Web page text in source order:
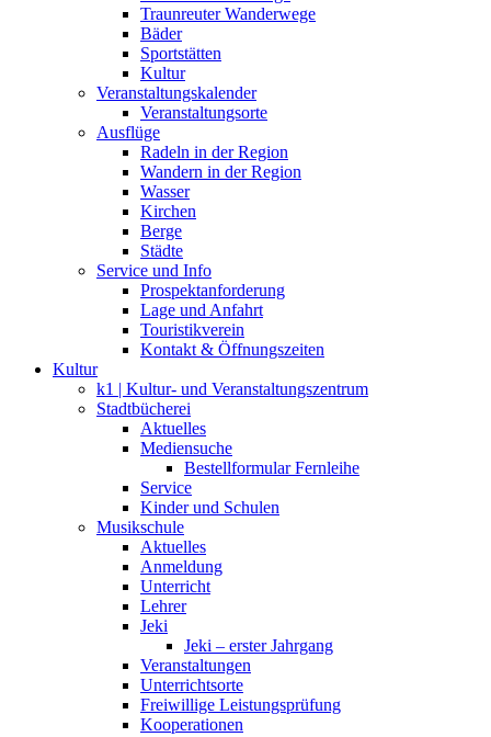
Traunreuter Wanderwege
Bäder
Sportstätten
Kultur
Veranstaltungskalender
Veranstaltungsorte
Ausflüge
Radeln in der Region
Wandern in der Region
Wasser
Kirchen
Berge
Städte
Service und Info
Prospektanforderung
Lage und Anfahrt
Touristikverein
Kontakt & Öffnungszeiten
Kultur
k1 | Kultur- und Veranstaltungszentrum
Stadtbücherei
Aktuelles
Mediensuche
Bestellformular Fernleihe
Service
Kinder und Schulen
Musikschule
Aktuelles
Anmeldung
Unterricht
Lehrer
Jeki
Jeki – erster Jahrgang
Veranstaltungen
Unterrichtsorte
Freiwillige Leistungsprüfung
Kooperationen